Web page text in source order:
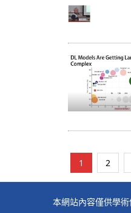
1 2
本網站內容僅供學